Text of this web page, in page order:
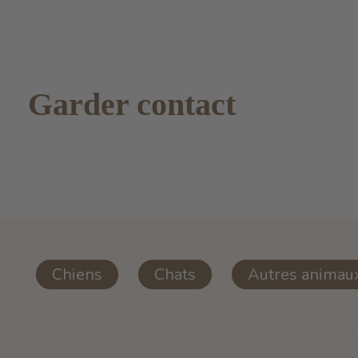
Garder contact
Chiens Chats Autres